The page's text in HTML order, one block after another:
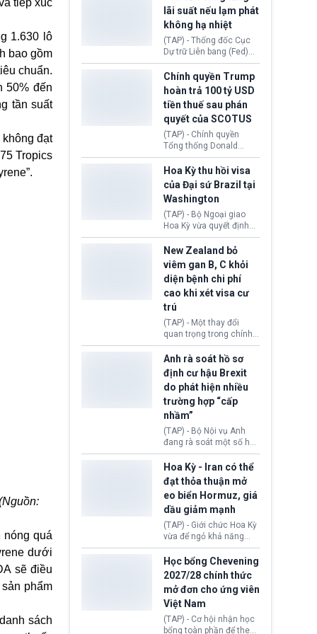
1.630 lô
bao gồm
chuẩn.
50% đến
tần suất
đạt
Tropics
nóng quá
dưới
sẽ điều
phẩm
sách
Morocco.
hiến tạng Network for
Hope (bang Kentucky).
Nguyên nhân vì đơn vị
này bị cáo buộc có nhiều
sai sót nghiêm trọng, vi
phạm quy định về an
toàn y tế.
lãi suất nếu lạm phát
không hạ nhiệt
(TAP) - Thống đốc Cục
Dự trữ Liên bang (Fed)
Lisa Cook nói sẽ ủng hộ
tăng lãi suất nếu lạm
phát ở Hoa Kỳ không tiếp
tục giảm trong thời gian
tới.
Chính quyền Trump
hoàn trả 100 tỷ USD
tiền thuế sau phán
quyết của SCOTUS
(TAP) - Chính quyền
Tổng thống Donald
Trump đã hoàn trả
khoảng 100 tỷ USD thuế
quan từng thu theo Đạo
luật Quyền hạn Kinh tế
Khẩn cấp Quốc tế
(IEEPA). Động thái này
diễn ra sau phán quyết
hồi tháng 2 bởi Tòa án
Tối cao Hoa Kỳ
(SCOTUS) khi tuyên bố,
việc áp thuế diện rộng là
hoàn toàn bất hợp pháp.
Hoa Kỳ thu hồi visa
của Đại sứ Brazil tại
Washington
(TAP) - Bộ Ngoại giao
Hoa Kỳ vừa quyết định
thu hồi thị thực (visa)
của bà Maria Luiza
Ribeiro Viotti - Đại sứ
Brazil tại Washington.
Động thái trên diễn ra
trong bối cảnh tranh
chấp ngoại giao giữa
chính quyền Tổng thống
Donald Trump và chính
phủ cánh tả Tổng thống
da Silva đang leo thang
gay gắt.
New Zealand bỏ
viêm gan B, C khỏi
diện bệnh chi phí
cao khi xét visa cư
trú
(TAP) - Một thay đổi
quan trọng trong chính
sách nhập cư của New
Zealand đang mở ra
thêm cơ hội cho nhiều
người muốn định cư. Từ
nay, người mắc viêm
gan B hoặc viêm gan C
sẽ không còn bị mặc
định không đáp ứng tiêu
chuẩn sức khỏe chỉ vì
chi phí điều trị khi nộp hồ
Anh rà soát hồ sơ
định cư hậu Brexit
do phát hiện nhiều
trường hợp “cấp
nhầm”
(TAP) - Bộ Nội vụ Anh
đang rà soát một số hồ
sơ thuộc Chương trình
Định cư EU (EU
Settlement Scheme -
EUSS) sau khi xác định
có trường hợp được cấp
quy chế cư trú hậu
Brexit “do nhầm lẫn”.
Động thái này làm dấy
lên lo ngại về việc thực
thi Thỏa thuận Rút khỏi
Liên minh châu Âu
(Withdrawal
Agreement).
Hoa Kỳ - Iran có thể
đạt thỏa thuận mở
eo biển Hormuz, giá
dầu giảm mạnh
(TAP) - Giới chức Hoa Kỳ
vừa để ngỏ khả năng
sớm đạt thỏa thuận với
Iran nhằm mở lại eo biển
Hormuz, mở đường cho
việc khôi phục hoạt
động hàng hải. Những
tín hiệu ngoại giao tích
cực này lập tức tác động
đến thị trường năng
Học bổng Chevening
2027/28 chính thức
mở đơn cho ứng viên
Việt Nam
(TAP) - Cơ hội nhận học
bổng toàn phần để theo